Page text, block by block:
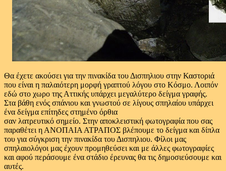
Θα έχετε ακούσει για την πινακίδα του Δισπηλιου στην Καστοριά
που είναι η παλαιότερη μορφή γραπτού λόγου στο Κόσμο. Λοιπόν
εδώ στο χωρο της Αττικής υπάρχει μεγαλύτερο δείγμα γραφής.
Στα βάθη ενός σπάνιου και γνωστού σε λίγους σπηλαίου υπάρχει
ένα δείγμα επίτηδες στημένο όρθια
σαν λατρευτικό σημείο. Στην αποκλειστική φωτογραφία που σας
παραθέτει η ΑΝΟΠΑΙΑ ΑΤΡΑΠΟΣ βλέπουμε το δείγμα και δίπλα
του για σύγκριση την πινακίδα του Δισπηλιου. Φίλοι μας
σπηλαιολόγοι μας έχουν προμηθεύσει και με άλλες φωτογραφίες
και αφού περάσουμε ένα στάδιο έρευνας θα τις δημοσιεύσουμε και
αυτές.